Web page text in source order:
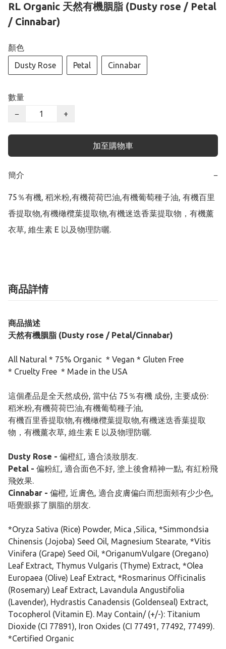
RL Organic 天然有機胭脂 (Dusty rose / Petal
/ Cinnabar)
顏色
Dusty Rose
Petal Cinnabar
數量
−
+
加至購物車
簡介 −
75％有機, 稻米粉,有機荷荷巴油,有機葡萄種子油, 有機百里
香提取物,有機橄欖葉提取物,有機迷迭香葉提取物，有機薰
衣草, 維生素 E 以及物理防曬.
商品詳情
商品描述
天然有機胭脂 (Dusty rose / Petal/Cinnabar)
All Natural * 75% Organic * Vegan * Gluten Free
* Cruelty Free * Made in the USA
這個產品是全天然成份, 當中佔 75％有機 成份, 主要成份:
稻米粉,有機荷荷巴油,有機葡萄種子油,
有機百里香提取物,有機橄欖葉提取物,有機迷迭香葉提取
物，有機薰衣草, 維生素 E 以及物理防曬.
Dusty Rose - 偏橙紅, 適合淡妝朋友.
Petal - 偏粉紅, 適合面色不好, 塗上後會精神一點, 有紅粉飛
飛效果.
Cinnabar - 偏橙, 近膚色, 適合皮膚偏白而想面頰有少少色,
唔覺眼搽了胭脂的朋友.
*Oryza Sativa (Rice) Powder, Mica ,Silica, *Simmondsia
Chinensis (Jojoba) Seed Oil, Magnesium Stearate, *Vitis
Vinifera (Grape) Seed Oil, *OriganumVulgare (Oregano)
Leaf Extract, Thymus Vulgaris (Thyme) Extract, *Olea
Europaea (Olive) Leaf Extract, *Rosmarinus Officinalis
(Rosemary) Leaf Extract, Lavandula Angustifolia
(Lavender), Hydrastis Canadensis (Goldenseal) Extract,
Tocopherol (Vitamin E). May Contain/ (+/-): Titanium
Dioxide (CI 77891), Iron Oxides (CI 77491, 77492, 77499).
*Certified Organic